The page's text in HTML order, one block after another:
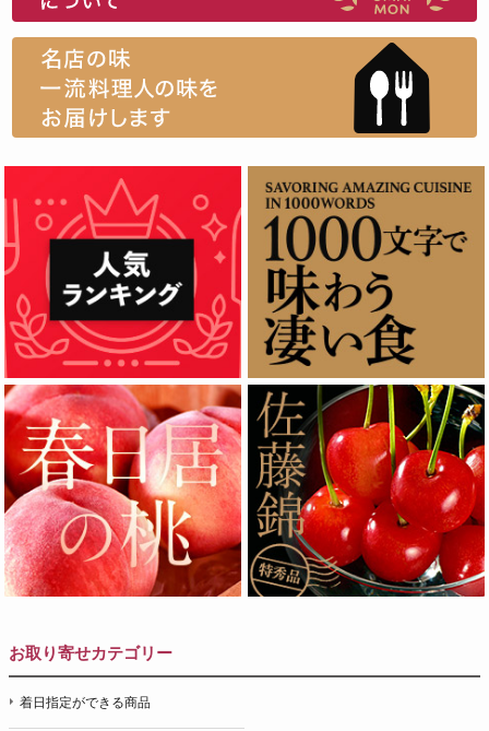
お取り寄せカテゴリー
着日指定ができる商品